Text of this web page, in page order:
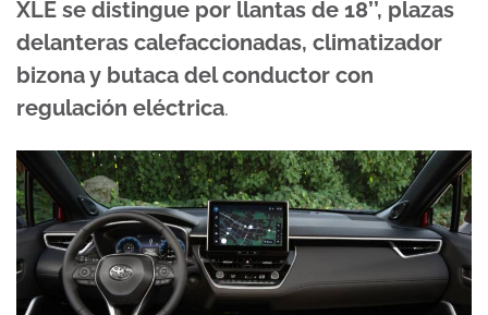
XLE se distingue por llantas de 18’’, plazas
delanteras calefaccionadas, climatizador
bizona y butaca del conductor con
regulación eléctrica.